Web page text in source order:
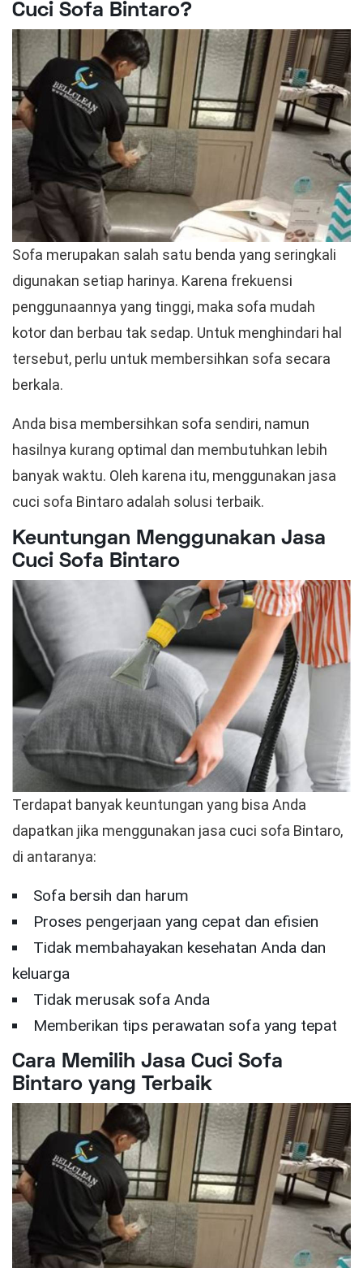
Cuci Sofa Bintaro?
Sofa merupakan salah satu benda yang seringkali
digunakan setiap harinya. Karena frekuensi
penggunaannya yang tinggi, maka sofa mudah
kotor dan berbau tak sedap. Untuk menghindari hal
tersebut, perlu untuk membersihkan sofa secara
berkala.
Anda bisa membersihkan sofa sendiri, namun
hasilnya kurang optimal dan membutuhkan lebih
banyak waktu. Oleh karena itu, menggunakan jasa
cuci sofa Bintaro adalah solusi terbaik.
Keuntungan Menggunakan Jasa
Cuci Sofa Bintaro
Terdapat banyak keuntungan yang bisa Anda
dapatkan jika menggunakan jasa cuci sofa Bintaro,
di antaranya:
Sofa bersih dan harum
Proses pengerjaan yang cepat dan efisien
Tidak membahayakan kesehatan Anda dan
keluarga
Tidak merusak sofa Anda
Memberikan tips perawatan sofa yang tepat
Cara Memilih Jasa Cuci Sofa
Bintaro yang Terbaik